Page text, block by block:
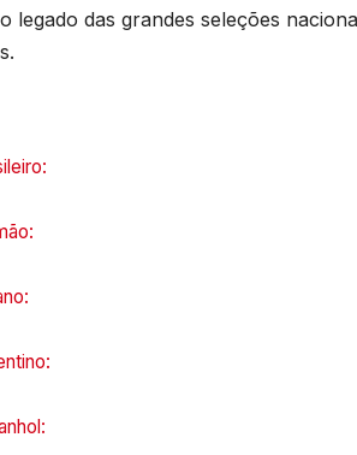
legado das grandes seleções